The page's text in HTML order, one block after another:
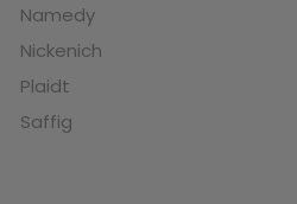
Namedy
Nickenich
Plaidt
Saffig